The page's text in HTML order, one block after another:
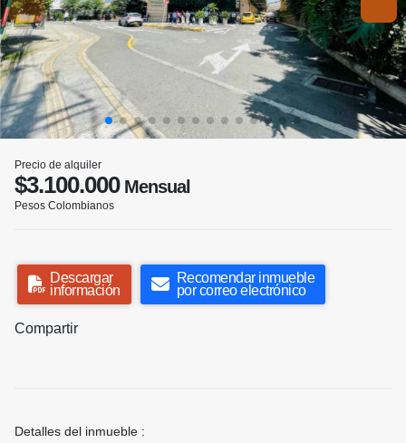
Precio de alquiler
$3.100.000Mensual
Pesos Colombianos
Descargar
información
Recomendar inmueble
por correo electrónico
Compartir
Detalles del inmueble :